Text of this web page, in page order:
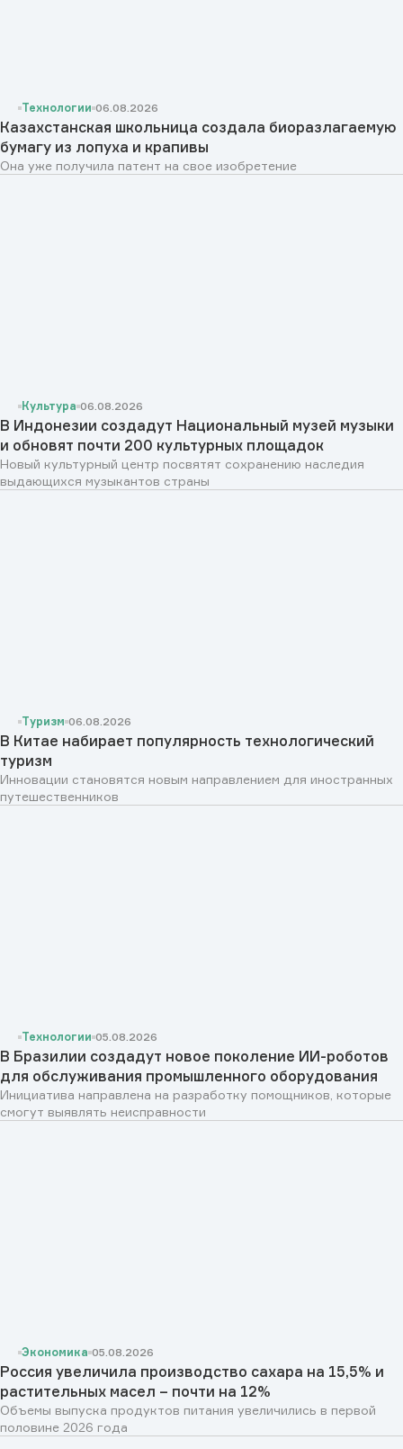
Технологии 06.08.2026
Казахстанская школьница создала биоразлагаемую
бумагу из лопуха и крапивы
Она уже получила патент на свое изобретение
Культура 06.08.2026
В Индонезии создадут Национальный музей музыки
и обновят почти 200 культурных площадок
Новый культурный центр посвятят сохранению наследия
выдающихся музыкантов страны
Туризм 06.08.2026
В Китае набирает популярность технологический
туризм
Инновации становятся новым направлением для иностранных
путешественников
Технологии 05.08.2026
В Бразилии создадут новое поколение ИИ-роботов
для обслуживания промышленного оборудования
Инициатива направлена на разработку помощников, которые
смогут выявлять неисправности
Экономика 05.08.2026
Россия увеличила производство сахара на 15,5% и
растительных масел – почти на 12%
Объемы выпуска продуктов питания увеличились в первой
половине 2026 года